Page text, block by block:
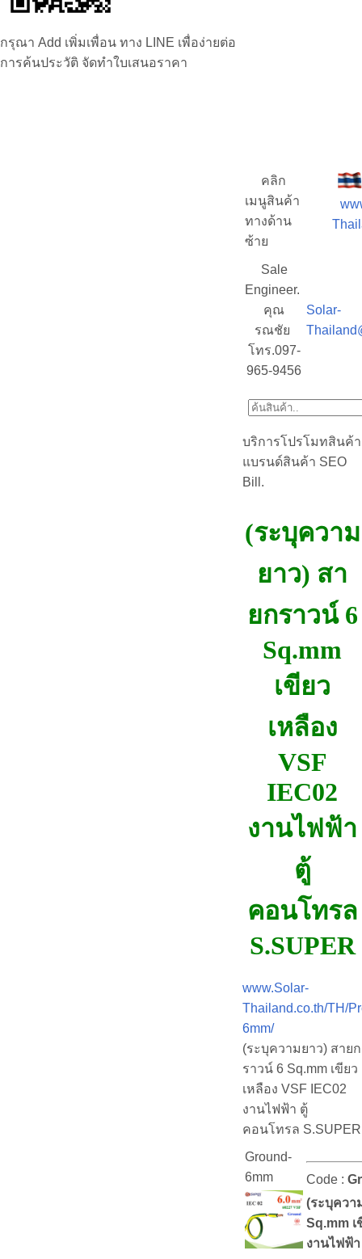
กรุณา Add เพิ่มเพื่อน ทาง LINE เพื่อง่ายต่อ
การค้นประวัติ จัดทำใบเสนอราคา
คลิก
เมนูสินค้า
ทางด้าน
ซ้าย
Sale
Engineer.
คุณ
รณชัย
โทร.097-
965-9456
Solar-
บริการโปรโมทสินค้า
แบรนด์สินค้า SEO
Bill.
(ระบุความ
ยาว) สา
ยกราวน์ 6
Sq.mm
เขียว
เหลือง
VSF
IEC02
งานไฟฟ้า
ตู้
คอนโทรล
S.SUPER
www.Solar-
Thailand.co.th/TH/
6mm/
(ระบุความยาว) สายก
ราวน์ 6 Sq.mm เขียว
เหลือง VSF IEC02
งานไฟฟ้า ตู้
คอนโทรล S.SUPER
Ground-
6mm
Code :
(ระบุควา
Sq.mm เ
งานไฟฟ้